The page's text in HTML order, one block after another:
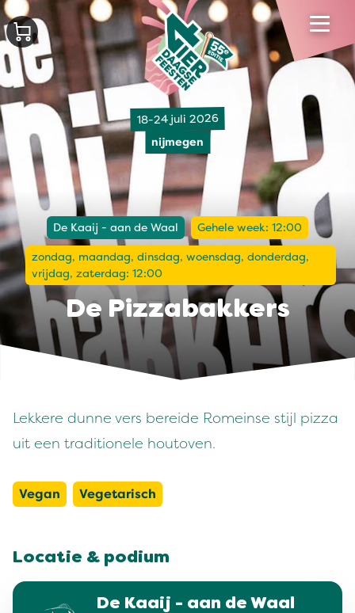
18-24 juli 2026
nijmegen
De Kaaij - aan de Waal Gehele week: 12:00
zondag, maandag, dinsdag, woensdag, donderdag,
vrijdag, zaterdag: 12:00
De Pizzabakkers
Lekkere dunne vers bereide Romeinse stijl pizza
uit een traditionele houtoven.
Vegan Vegetarisch
Locatie & podium
De Kaaij - aan de Waal